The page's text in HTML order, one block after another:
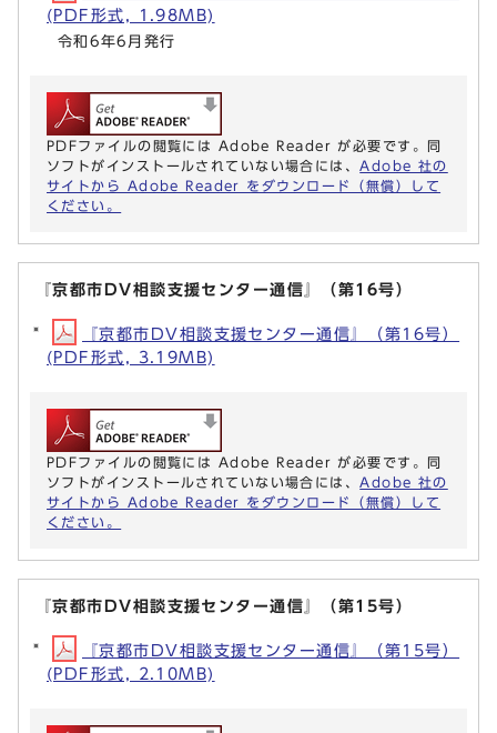
(PDF形式, 1.98MB)
令和6年6月発行
PDFファイルの閲覧には Adobe Reader が必要です。同
ソフトがインストールされていない場合には、 Adobe 社の
サイトから Adobe Reader をダウンロード（無償）して
ください。
『京都市DV相談支援センター通信』（第16号）
『京都市DV相談支援センター通信』（第16号）
(PDF形式, 3.19MB)
PDFファイルの閲覧には Adobe Reader が必要です。同
ソフトがインストールされていない場合には、 Adobe 社の
サイトから Adobe Reader をダウンロード（無償）して
ください。
『京都市DV相談支援センター通信』（第15号）
『京都市DV相談支援センター通信』（第15号）
(PDF形式, 2.10MB)